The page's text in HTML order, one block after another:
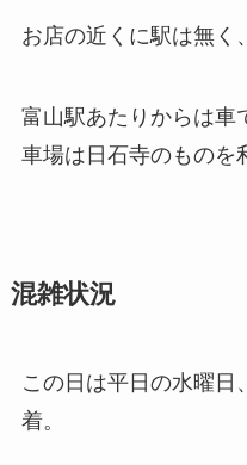
お店の近くに駅は無く
富山駅あたりからは車
車場は日石寺のものを
混雑状況
この日は平日の水曜日
着。